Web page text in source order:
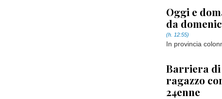
Oggi e
da
(h. 12:55)
In provincia
Barriera di
ragazzo
24enne